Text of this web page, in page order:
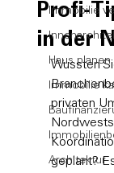
Immobilie
Haus planen
Immobilie
Architektur
Profi-
in der
Wussten
privaten
geplant?